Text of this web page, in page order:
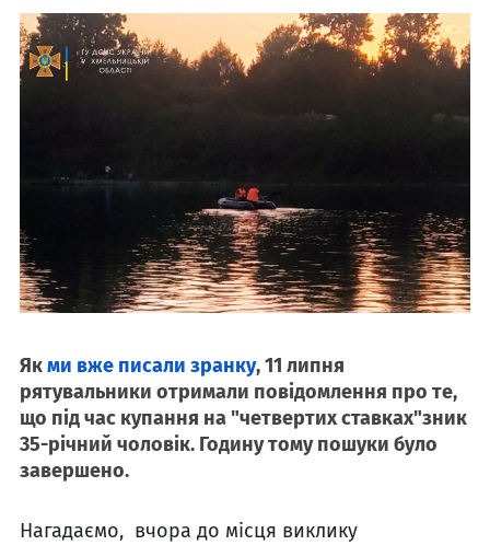
Якми вже писали зранку, 11 липня
рятувальники отримали повідомлення про те,
що під час купання на "четвертих ставках"зник
35-річний чоловік. Годину тому пошуки було
завершено.
Нагадаємо, вчора до місця виклику